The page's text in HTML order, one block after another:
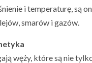
i temperaturę, są
smarów i gazów.
węży, które są nie